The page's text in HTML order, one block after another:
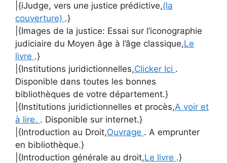
|{iJudge, vers une justice prédictive,(la
couverture) .}
|{Images de la justice: Essai sur l’iconographie
judiciaire du Moyen âge à l’âge classique,Le
livre .}
|{Institutions juridictionnelles,Clicker Ici .
Disponible dans toutes les bonnes
bibliothèques de votre département.}
|{Institutions juridictionnelles et procès,A voir et
à lire. . Disponible sur internet.}
|{Introduction au Droit,Ouvrage . A emprunter
en bibliothèque.}
|{Introduction générale au droit,Le livre .}